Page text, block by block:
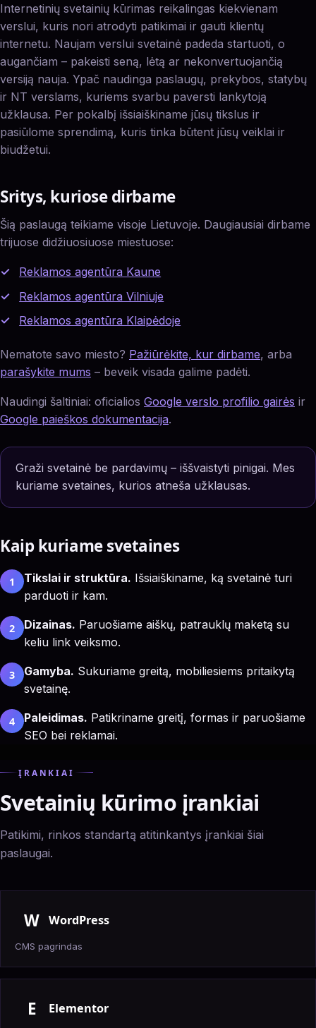
Internetinių svetainių kūrimas reikalingas kiekvienam
verslui, kuris nori atrodyti patikimai ir gauti klientų
internetu. Naujam verslui svetainė padeda startuoti, o
augančiam – pakeisti seną, lėtą ar nekonvertuojančią
versiją nauja. Ypač naudinga paslaugų, prekybos, statybų
ir NT verslams, kuriems svarbu paversti lankytoją
užklausa. Per pokalbį išsiaiškiname jūsų tikslus ir
pasiūlome sprendimą, kuris tinka būtent jūsų veiklai ir
biudžetui.
Sritys, kuriose dirbame
Šią paslaugą teikiame visoje Lietuvoje. Daugiausiai dirbame
trijuose didžiuosiuose miestuose:
Reklamos agentūra Kaune
Reklamos agentūra Vilniuje
Reklamos agentūra Klaipėdoje
Nematote savo miesto? Pažiūrėkite, kur dirbame, arba
parašykite mums – beveik visada galime padėti.
Naudingi šaltiniai: oficialios Google verslo profilio gairės ir
Google paieškos dokumentacija.
Graži svetainė be pardavimų – iššvaistyti pinigai. Mes
kuriame svetaines, kurios atneša užklausas.
Kaip kuriame svetaines
1 Tikslai ir struktūra. Išsiaiškiname, ką svetainė turi
parduoti ir kam.
2 Dizainas. Paruošiame aiškų, patrauklų maketą su
keliu link veiksmo.
3 Gamyba. Sukuriame greitą, mobiliesiems pritaikytą
svetainę.
4 Paleidimas. Patikriname greitį, formas ir paruošiame
SEO bei reklamai.
ĮRANKIAI
Svetainių kūrimo įrankiai
Patikimi, rinkos standartą atitinkantys įrankiai šiai
paslaugai.
W WordPress
CMS pagrindas
E Elementor